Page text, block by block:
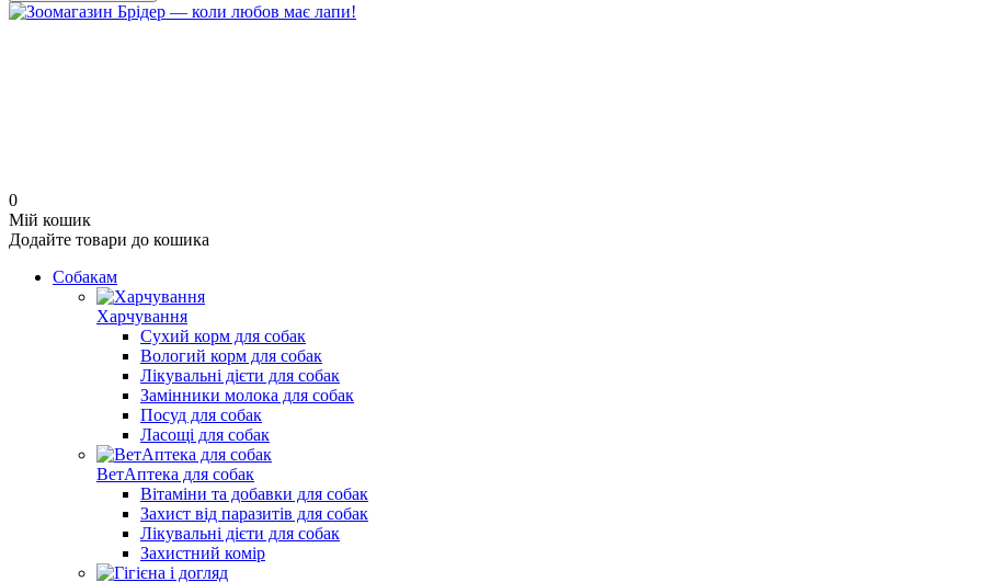
0
Мій кошик
Додайте товари до кошика
Собакам
Харчування
Сухий корм для собак
Вологий корм для собак
Лікувальні дієти для собак
Замінники молока для собак
Посуд для собак
Ласощі для собак
ВетАптека для собак
Вітаміни та добавки для собак
Захист від паразитів для собак
Лікувальні дієти для собак
Захистний комір